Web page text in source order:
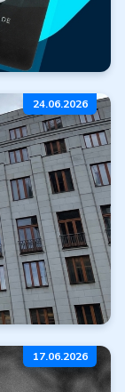
24.06.2026
17.06.2026